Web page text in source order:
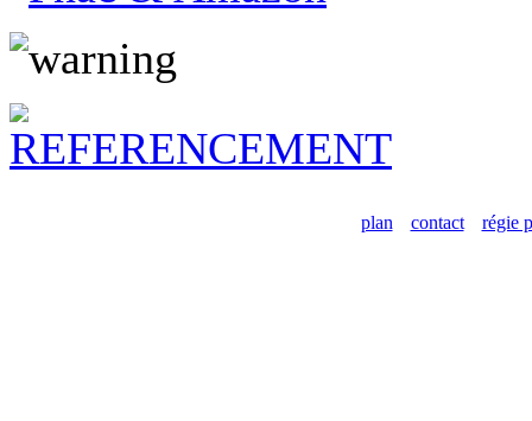
plan contact régie